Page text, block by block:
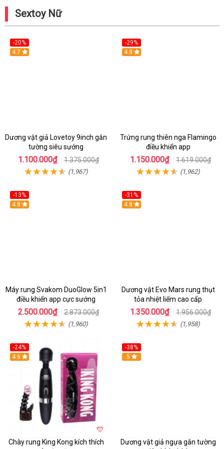
Sextoy Nữ
-20%
Hot
4.7
Dương vật giả Lovetoy 9inch gắn
tường siêu sướng
1.100.000₫ 1.375.000₫
(1,967)
-29%
Hot
4.8
Trứng rung thiên nga Flamingo
điều khiển app
1.150.000₫ 1.619.000₫
(1,962)
-13%
4.8
Máy rung Svakom DuoGlow 5in1
điều khiển app cực sướng
2.500.000₫ 2.873.000₫
(1,960)
-31%
4.8
Dương vật Evo Mars rung thụt
tỏa nhiệt liếm cao cấp
1.350.000₫ 1.956.000₫
(1,958)
-24%
4.6
Chày rung King Kong kích thích
-38%
Hot
5
Dương vật giả ngựa gắn tường